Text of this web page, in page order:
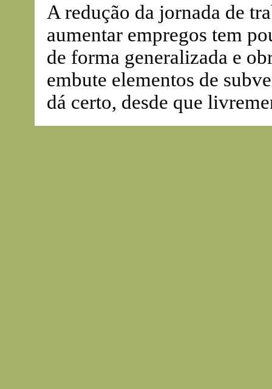
A redução da jornada de
aumentar empregos tem
de forma generalizada e
embute elementos de
dá certo, desde que